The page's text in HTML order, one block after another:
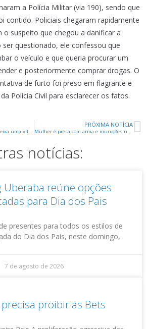
a Polícia Militar (via 190), sendo que
contido. Policiais chegaram rapidamente
o suspeito que chegou a danificar a
questionado, ele confessou que
o veículo e que queria procurar um
e posteriormente comprar drogas. O
de furto foi preso em flagrante e
Polícia Civil para esclarecer os fatos.
Carro capota após batida e deixa uma vítima na BR-050
PRÓXIMA NOTÍCIA
Mulher é presa com arma e munições no Elza Amuí
notícias:
Uberaba reúne opções
para Dia dos Pais
presentes para todos os estilos de
do Dia dos Pais, neste domingo,
7 de agosto de 2026
proibir as Bets